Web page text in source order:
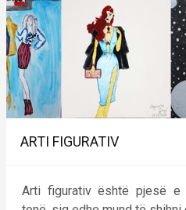
ARTI FIGURATIV
Arti figurativ është pjesë e